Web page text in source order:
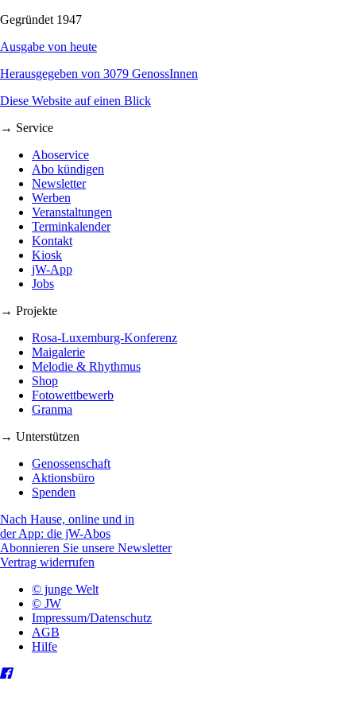
Gegründet 1947
Ausgabe von heute
Herausgegeben von 3079 GenossInnen
Diese Website auf einen Blick
→ Service
Aboservice
Abo kündigen
Newsletter
Werben
Veranstaltungen
Terminkalender
Kontakt
Kiosk
jW-App
Jobs
→ Projekte
Rosa-Luxemburg-Konferenz
Maigalerie
Melodie & Rhythmus
Shop
Fotowettbewerb
Granma
→ Unterstützen
Genossenschaft
Aktionsbüro
Spenden
Nach Hause, online und in
der App: die jW-Abos
Abonnieren Sie unsere Newsletter
Vertrag widerrufen
© junge Welt
© JW
Impressum/Datenschutz
AGB
Hilfe